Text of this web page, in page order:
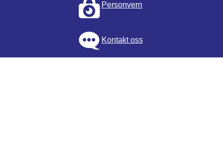
Personvern
Kontakt oss